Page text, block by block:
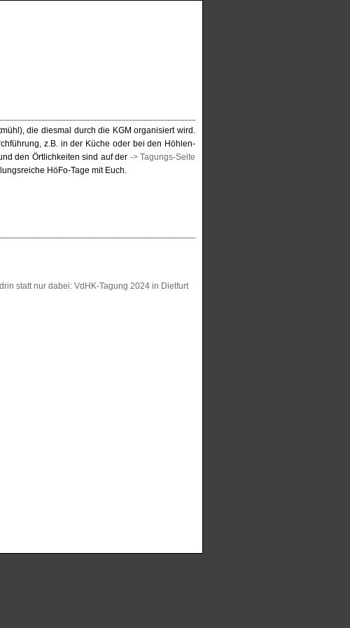
die diesmal durch die KGM organisiert wird.
z.B. in der Küche oder bei den Höhlen-
den Örtlichkeiten sind auf der -> Tagungs-Seite
HöFo-Tage mit Euch.
statt nur dabei: VdHK-Tagung 2024 in Dietfurt